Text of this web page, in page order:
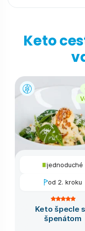
Keto
jednoduché
od 2. kroku
Keto špecle
špenátom